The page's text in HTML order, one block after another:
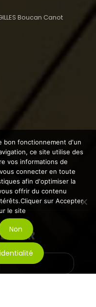
Boucan Canot
bon fonctionnement d'un
ce site utilise des
vos informations de
connecter en toute
afin d'optimiser la
offrir du contenu
sur Accepter
le site
Non